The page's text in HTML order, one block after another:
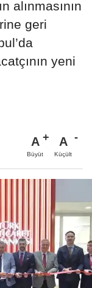
alınmasının
geri
yeni
A
Büyüt
A
Küçült